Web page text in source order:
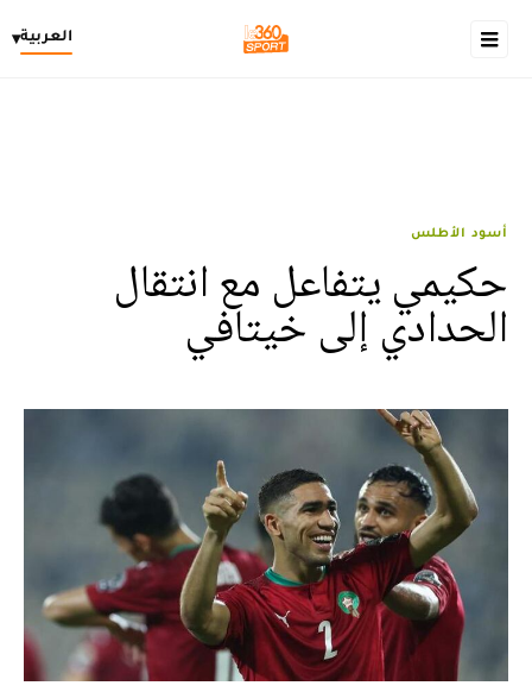
العربية▾
أسود الأطلس
حكيمي يتفاعل مع انتقال
الحدادي إلى خيتافي